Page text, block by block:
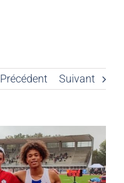
Précédent Suivant